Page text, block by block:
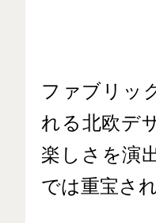
ファブリッ
れる北欧デ
楽しさを演
では重宝さ